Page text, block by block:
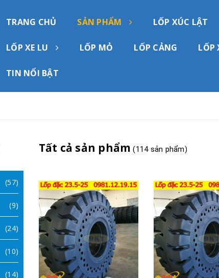
TRANG CHỦ SẢN PHẨM LỐP XÚC LẬT
LỐP XE LU LỐP MỎ LỐP CẢNG LỐP
TIN NỔI BẬT
Tất cả sản phẩm (114 sản phẩm)
(57)
(9)
(24)
(10)
(14)